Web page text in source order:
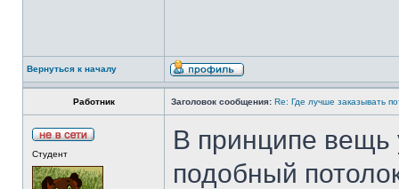
Вернуться к началу
Работник Заголовок сообщения: Re: Где лучше заказывать
Студент
В принципе вещь
подобный